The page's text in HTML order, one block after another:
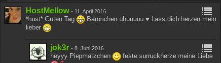
HostMellow - 11. April 2016
*hust* Guten Tag
Barönchen uhuuuuu ♥ Lass dich herzen mein
lieber
jok3r -8. Juni 2016
heyyy Piepmätzchen feste surruckherze meine Liebe